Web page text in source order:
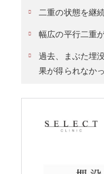
二重の状態を継
幅広の平行二重
過去、まぶた埋
果が得られなか